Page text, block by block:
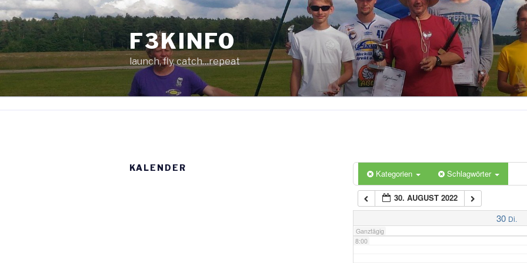
Zum
Inhalt
springen
F3KINFO
launch, fly, catch…repeat
KALENDER
Kategorien Schlagwörter
30. AUGUST 2022
30 Di.
Ganztägig
2:00
3:00
4:00
6:00
7:00
8:00